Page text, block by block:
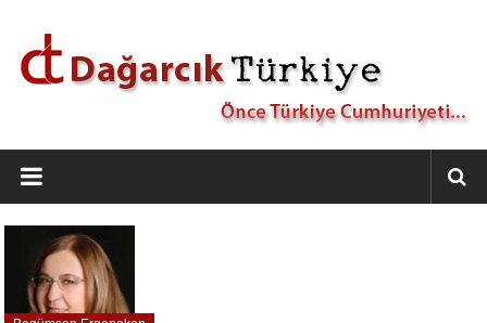
Dağarcık
Türkiye
Önce
Türkiye
Cumhuriyeti…